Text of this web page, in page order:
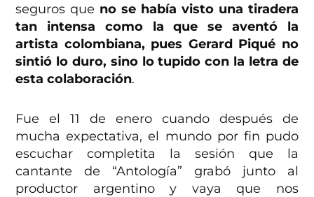
seguros que no se había visto una tiradera
tan intensa como la que se aventó la
artista colombiana, pues Gerard Piqué no
sintió lo duro, sino lo tupido con la letra de
esta colaboración.
Fue el 11 de enero cuando después de
mucha expectativa, el mundo por fin pudo
escuchar completita la sesión que la
cantante de “Antología” grabó junto al
productor argentino y vaya que nos